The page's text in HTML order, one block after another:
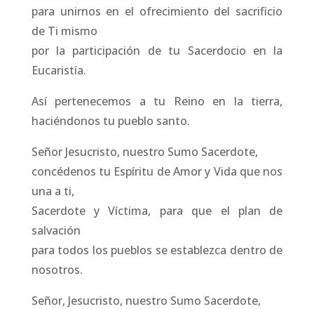
para unirnos en el ofrecimiento del sacrificio
de Ti mismo
por la participación de tu Sacerdocio en la
Eucaristía.
Así pertenecemos a tu Reino en la tierra,
haciéndonos tu pueblo santo.
Señor Jesucristo, nuestro Sumo Sacerdote,
concédenos tu Espíritu de Amor y Vida que nos
una a ti,
Sacerdote y Víctima, para que el plan de
salvación
para todos los pueblos se establezca dentro de
nosotros.
Señor, Jesucristo, nuestro Sumo Sacerdote,